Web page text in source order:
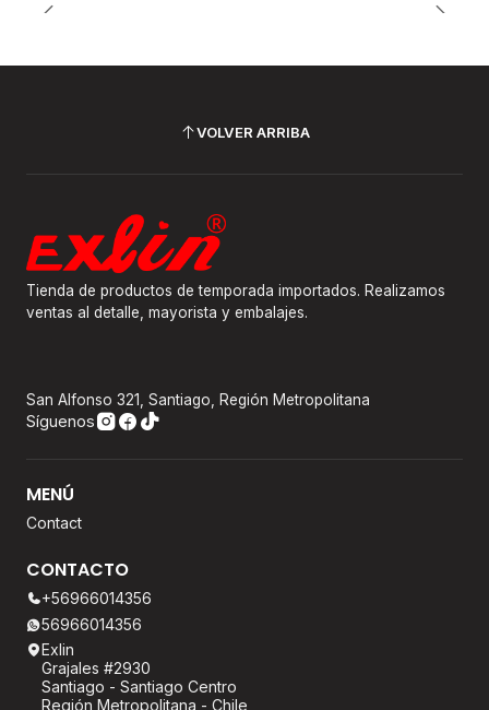
VOLVER ARRIBA
Tienda de productos de temporada importados. Realizamos
ventas al detalle, mayorista y embalajes.
San Alfonso 321, Santiago, Región Metropolitana
Síguenos
MENÚ
Contact
CONTACTO
+56966014356
56966014356
Exlin
Grajales #2930
Santiago - Santiago Centro
Región Metropolitana - Chile